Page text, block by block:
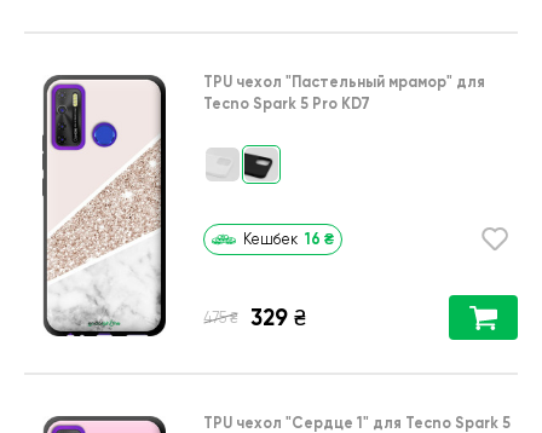
TPU чехол "Пастельный мрамор" для
Tecno Spark 5 Pro KD7
Кешбек 16 ₴
475 ₴ 329 ₴
TPU чехол "Сердце 1" для Tecno Spark 5